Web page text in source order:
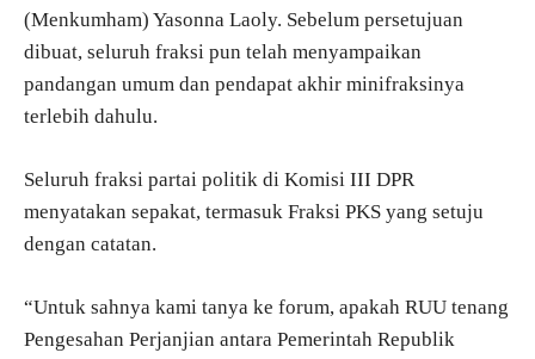
(Menkumham) Yasonna Laoly. Sebelum persetujuan
dibuat, seluruh fraksi pun telah menyampaikan
pandangan umum dan pendapat akhir minifraksinya
terlebih dahulu.
Seluruh fraksi partai politik di Komisi III DPR
menyatakan sepakat, termasuk Fraksi PKS yang setuju
dengan catatan.
“Untuk sahnya kami tanya ke forum, apakah RUU tenang
Pengesahan Perjanjian antara Pemerintah Republik